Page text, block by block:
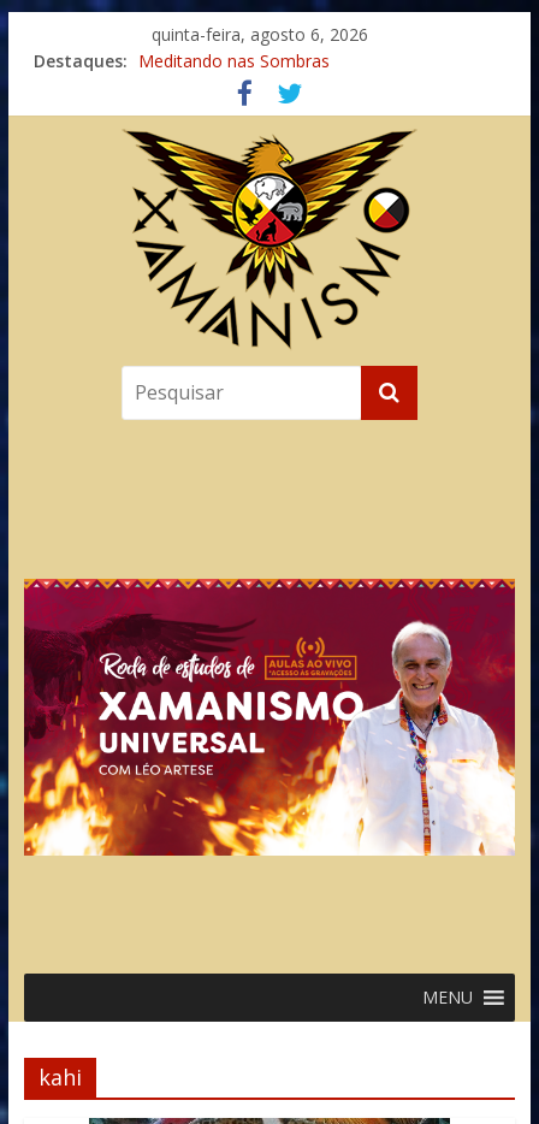
quinta-feira, agosto 6, 2026
Destaques: Meditando nas Sombras
Autosuficiência: A Jornada do Espírito Ancestral
Xamanismo Universal
Totens – Caminho Espiritual – Crescimento
Imaginação na Cura
MENU
kahi